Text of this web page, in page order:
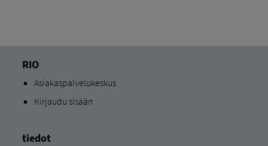
RIO
Asiakaspalvelukeskus
Kirjaudu sisään
tiedot